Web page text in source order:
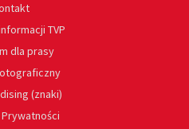
TVP
dla prasy
(znaki)